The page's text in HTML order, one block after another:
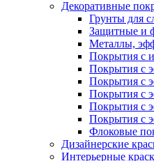
Декоративные
Грунты для
Защитные и
Металлы,
Покрытия с
Покрытия с
Покрытия с
Покрытия с
Покрытия с
Покрытия с
Флоковые
Дизайнерские
Интерьерные